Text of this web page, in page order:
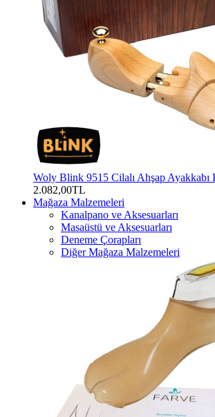
Woly Blink 9515 Cilalı Ahşap Ayakkabı
2.082,00TL
Mağaza Malzemeleri
Kanalpano ve Aksesuarları
Masaüstü ve Aksesuarları
Deneme Çorapları
Diğer Mağaza Malzemeleri